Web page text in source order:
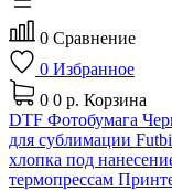
0 Сравнение
0 Избранное
0 0 р. Корзина
DTF Фотобумага
для сублимации
хлопка под
термопрессам